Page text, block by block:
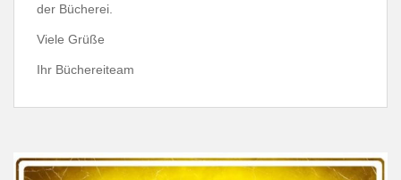
der Bücherei.
Viele Grüße
Ihr Büchereiteam